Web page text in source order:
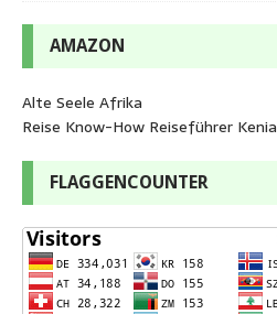
AMAZON
Alte Seele Afrika
Reise Know-How Reiseführer Kenia
FLAGGENCOUNTER